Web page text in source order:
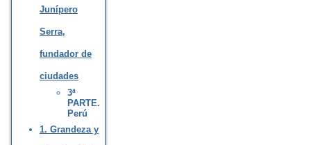
Junípero
Serra,
fundador de
ciudades
3ª
PARTE.
Perú
1. Grandeza y